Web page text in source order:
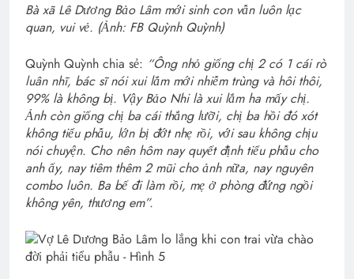
Bà xã Lê Dương Bảo Lâm mới sinh con vẫn luôn lạc
quan, vui vẻ. (Ảnh: FB Quỳnh Quỳnh)
Quỳnh Quỳnh chia sẻ: “Ông nhỏ giống chị 2 có 1 cái rò
luân nhĩ, bác sĩ nói xui lắm mới nhiễm trùng và hôi thôi,
99% là không bị. Vậy Bảo Nhi là xui lắm ha mấy chị.
Ảnh còn giống chị ba cái thắng lưỡi, chị ba hồi đó xót
không tiểu phẫu, lớn bị đớt nhẹ rồi, với sau không chịu
nói chuyện. Cho nên hôm nay quyết định tiểu phẫu cho
anh ấy, nay tiêm thêm 2 mũi cho ảnh nữa, nay nguyên
combo luôn. Ba bế đi làm rồi, mẹ ở phòng đứng ngồi
không yên, thương em”.